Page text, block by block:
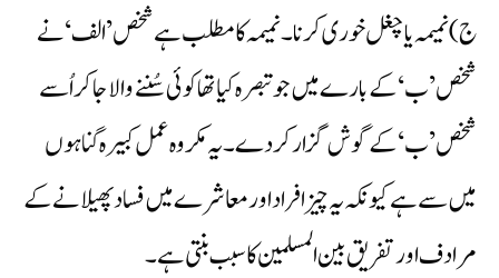
ج) نمیمہ یاچغل خوری کرنا۔ نمیمہ کا مطلب ہے شخص ’الف‘ نے
شخص ’ب‘ کے بارے میں جو تبصرہ کیا تھا کوئی سُننے والا جا کراُسے
شخص ’ب‘ کے گوش گزار کر دے۔ یہ مکروہ عمل کبیرہ گناہوں
میں سے ہے کیونکہ یہ چیز افراد اور معاشرے میں فساد پھیلانے کے
مرادف اورتفریق بین المسلمین کا سبب بنتی ہے۔